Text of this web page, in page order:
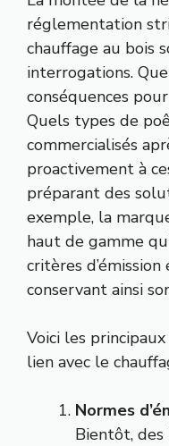
réglementation
chauffage au bois
interrogations.
conséquences
Quels types de
commercialisés
proactivement à
préparant des
exemple, la
haut de gamme
critères
conservant ainsi
Voici les
lien avec le
Normes
Bientôt,